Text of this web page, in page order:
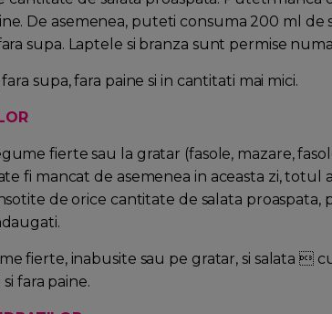
De asemenea, puteti consuma 200 ml de
supa. Laptele si branza sunt permise
supa, fara paine si in cantitati mai mici.
fierte sau la gratar (fasole, mazare,
fi mancat de asemenea in aceasta zi, totul
de orice cantitate de salata proaspata,
fierte, inabusite sau pe gratar, si salata 
fara paine.